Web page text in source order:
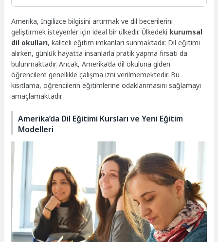
Amerika, İngilizce bilgisini artırmak ve dil becerilerini
geliştirmek isteyenler için ideal bir ülkedir. Ülkedeki kurumsal
dil okulları, kaliteli eğitim imkanları sunmaktadır. Dil eğitimi
alırken, günlük hayatta insanlarla pratik yapma fırsatı da
bulunmaktadır. Ancak, Amerika’da dil okuluna giden
öğrencilere genellikle çalışma izni verilmemektedir. Bu
kısıtlama, öğrencilerin eğitimlerine odaklanmasını sağlamayı
amaçlamaktadır.
Amerika’da Dil Eğitimi Kursları ve Yeni Eğitim
Modelleri